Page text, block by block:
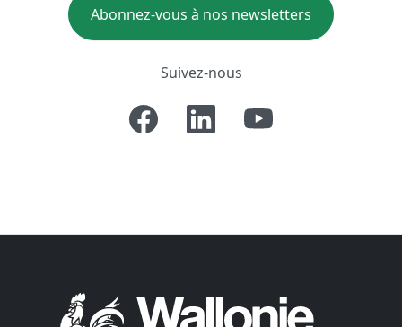
Abonnez-vous à nos newsletters
Suivez-nous